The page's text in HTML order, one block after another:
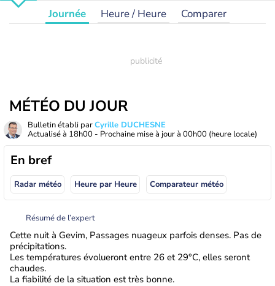
Journée Heure / Heure Comparer
MÉTÉO DU JOUR
Bulletin établi parCyrille DUCHESNE
Actualisé à 18h00 - Prochaine mise à jour à 00h00 (heure locale)
En bref
Radar météo Heure par Heure Comparateur météo
Résumé de l’expert
Cette nuit à Gevim, Passages nuageux parfois denses. Pas de
précipitations.
Les températures évolueront entre 26 et 29°C, elles seront
chaudes.
La fiabilité de la situation est très bonne.